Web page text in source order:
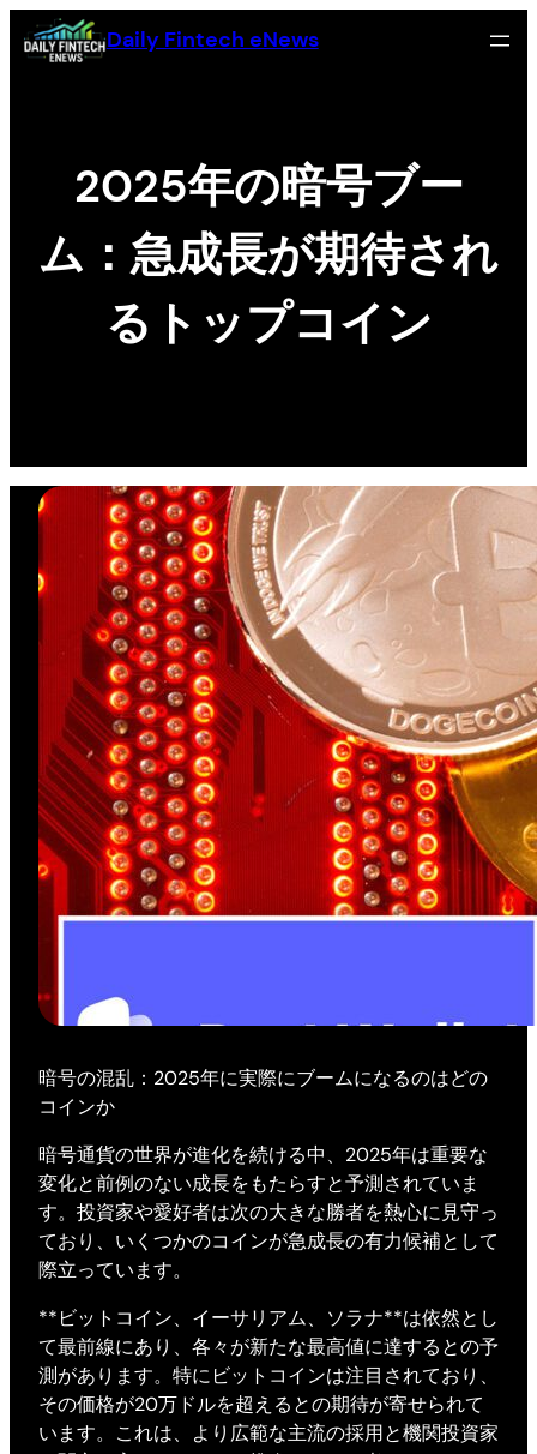
Skip
to
Daily Fintech eNews
2025年の暗号ブー
ム：急成長が期待され
るトップコイン
暗号の混乱：2025年に実際にブームになるのはどの
コインか
暗号通貨の世界が進化を続ける中、2025年は重要な
変化と前例のない成長をもたらすと予測されていま
す。投資家や愛好者は次の大きな勝者を熱心に見守っ
ており、いくつかのコインが急成長の有力候補として
際立っています。
**ビットコイン、イーサリアム、ソラナ**は依然とし
て最前線にあり、各々が新たな最高値に達するとの予
測があります。特にビットコインは注目されており、
その価格が20万ドルを超えるとの期待が寄せられて
います。これは、より広範な主流の採用と機関投資家